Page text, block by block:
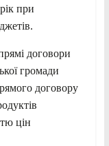
при
договори
громади
договору
цін